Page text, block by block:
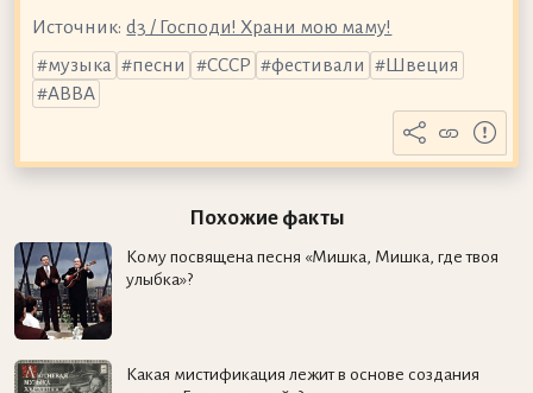
Источник: d3 / Господи! Храни мою маму!
музыка
песни СССР фестивали
Швеция
ABBA
Похожие факты
Кому посвящена песня «Мишка, Мишка, где твоя
улыбка»?
Какая мистификация лежит в основе создания